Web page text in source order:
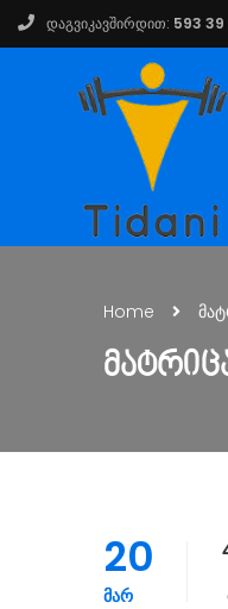
დაგვიკავშირდით: 593 39
Home
20
ᲛᲐᲠ